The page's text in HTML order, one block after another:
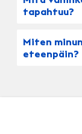
tapahtuu?
Miten
eteenpäin?